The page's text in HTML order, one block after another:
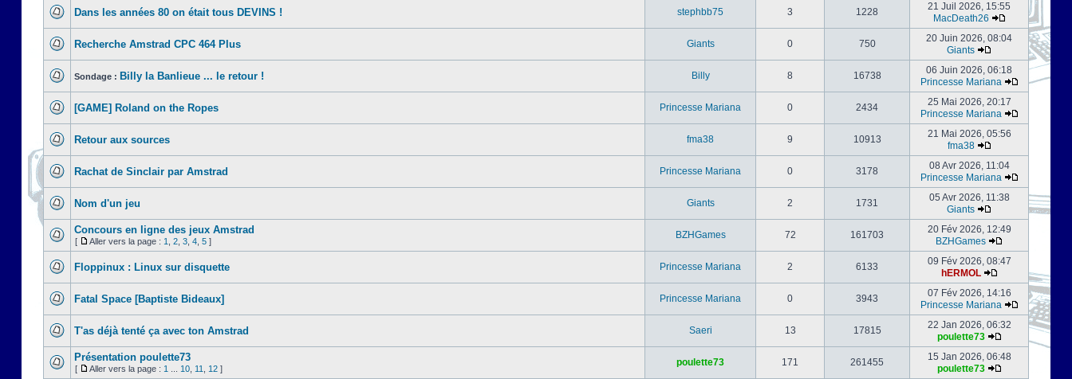
Dans les années 80 on était tous DEVINS ! stephbb75 3 1228
21 Juil 2026, 15:55
MacDeath26
Recherche Amstrad CPC 464 Plus Giants 0 750
20 Juin 2026, 08:04
Giants
Sondage : Billy la Banlieue ... le retour ! Billy 8 16738
06 Juin 2026, 06:18
Princesse Mariana
[GAME] Roland on the Ropes Princesse Mariana 0 2434
25 Mai 2026, 20:17
Princesse Mariana
Retour aux sources fma38 9 10913
21 Mai 2026, 05:56
fma38
Rachat de Sinclair par Amstrad Princesse Mariana 0 3178
08 Avr 2026, 11:04
Princesse Mariana
Nom d'un jeu Giants 2 1731
05 Avr 2026, 11:38
Giants
Concours en ligne des jeux Amstrad
[ Aller vers la page : 1 2 3 4 5 ]
BZHGames 72 161703
20 Fév 2026, 12:49
BZHGames
Floppinux : Linux sur disquette Princesse Mariana 2 6133
09 Fév 2026, 08:47
hERMOL
Fatal Space [Baptiste Bideaux] Princesse Mariana 0 3943
07 Fév 2026, 14:16
Princesse Mariana
T'as déjà tenté ça avec ton Amstrad Saeri 13 17815
22 Jan 2026, 06:32
poulette73
Présentation poulette73
[ Aller vers la page : 1 10 11 12 ]
poulette73 171 261455
15 Jan 2026, 06:48
poulette73